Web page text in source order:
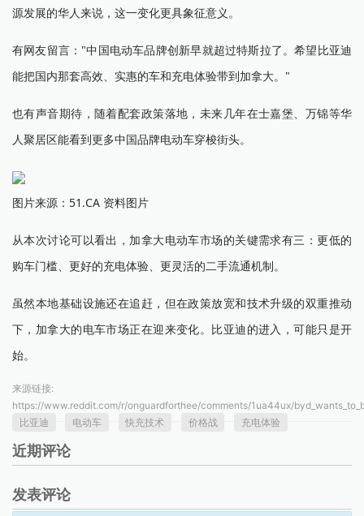
源发展的华人来说，这一变化更具象征意义。
有网友留言："中国电动车品牌创新早就超过特斯拉了。希望比亚迪
能把国内那套高效、实惠的车和充电体验带到加拿大。"
也有声音期待，随着配套政策落地，未来几年在士嘉堡、万锦等华
人聚居区能看到更多中国品牌电动车穿梭街头。
图片来源：51.CA 资料图片
从本次讨论可以看出，加拿大电动车市场的关键需求有三：更低的
购车门槛、更好的充电体验、更灵活的二手流通机制。
虽然本地基础设施还在追赶，但在政策放宽和技术升级的双重推动
下，加拿大的电车市场正在迎来变化。比亚迪的进入，可能只是开
始。
来源链接:
https://www.reddit.com/r/onguardforthee/comments/1ua44ux/
比亚迪
电动车 快充技术 价格战 充电体验
近期评论
发表评论